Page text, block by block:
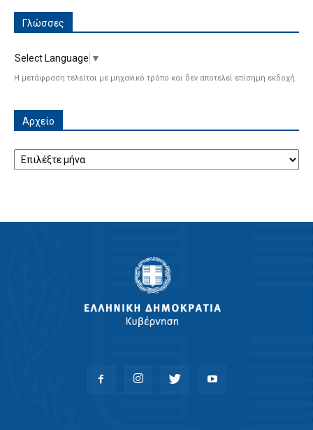
Γλώσσες
Select Language ▼
Η μετάφραση τελείται με μηχανικό τρόπο και δεν αποτελεί επίσημη εκδοχή.
Αρχείο
Αρχείο